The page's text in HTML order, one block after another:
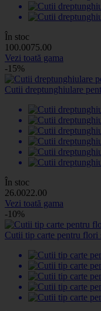
În stoc
100.0075.00
Vezi toată gama
-15%
Cutii dreptunghiulare
În stoc
26.0022.00
Vezi toată gama
-10%
Cutii tip carte pentru flori